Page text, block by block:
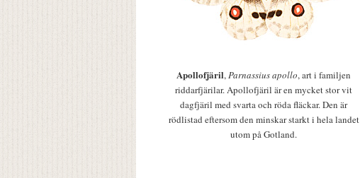
Apollofjäril,Parnassius apollo, art i familjen
riddarfjärilar. Apollofjäril är en mycket stor vit
dagfjäril med svarta och röda fläckar. Den är
rödlistad eftersom den minskar starkt i hela landet
utom på Gotland.